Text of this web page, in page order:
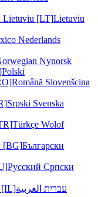
Lietuviu [LT]Lietuviu
Nederlands
Nynorsk
Polski
Română Slovenšcina
Srpski Svenska
Türkçe Wolof
[BG]Български
Русский Српски
עברית [IL] עברית العربية